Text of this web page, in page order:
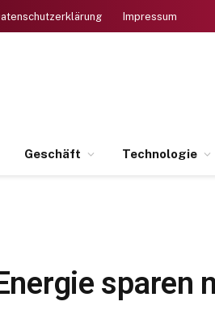
Impressum
Geschäft Technologie
sparen